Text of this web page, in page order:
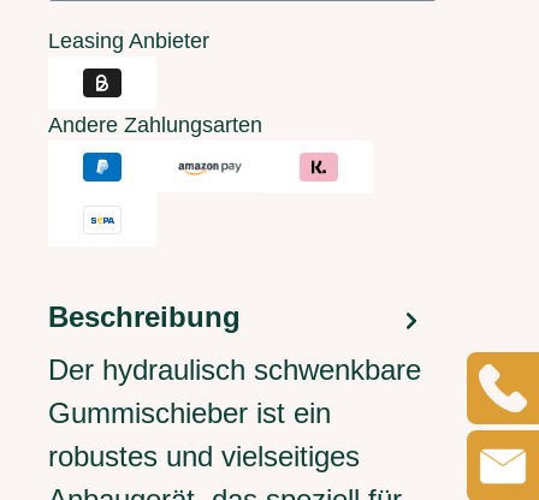
Leasing Anbieter
Andere Zahlungsarten
Beschreibung
Der hydraulisch schwenkbare
Gummischieber ist ein
robustes und vielseitiges